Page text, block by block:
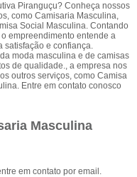
Piranguçu? Conheça nossos
como Camisaria Masculina,
Social Masculina. Contando
empreendimento entende a
satisfação e confiança.
moda masculina e de camisas
de qualidade., a empresa nos
outros serviços, como Camisa
Entre em contato conosco
Masculina
em contato por email.